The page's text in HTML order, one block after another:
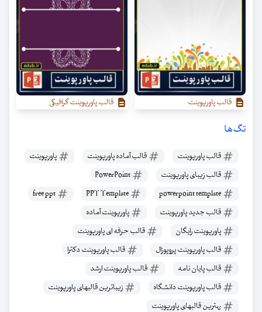
قالب پاورپوینت قالب پاورپوینت گرافیکی
تگ‌ها
قالب پاورپوینت قالب آماده پاورپوینت
پاورپوینت
قالب زیبای پاورپوینت
قالب جدید پاورپوینت
پاورپوینت آماده
پاورپوینت رایگان
قالب حرفه ای پاورپوینت
قالب پاورپوینت پروپوزال
قالب پاورپوینت دکترا
قالب پایان نامه
قالب پاورپوینت ارشد
قالب پاورپوینت دانشگاه
زیباترین قالبهای پاورپوینت
بهترین قالبهای پاورپوینت